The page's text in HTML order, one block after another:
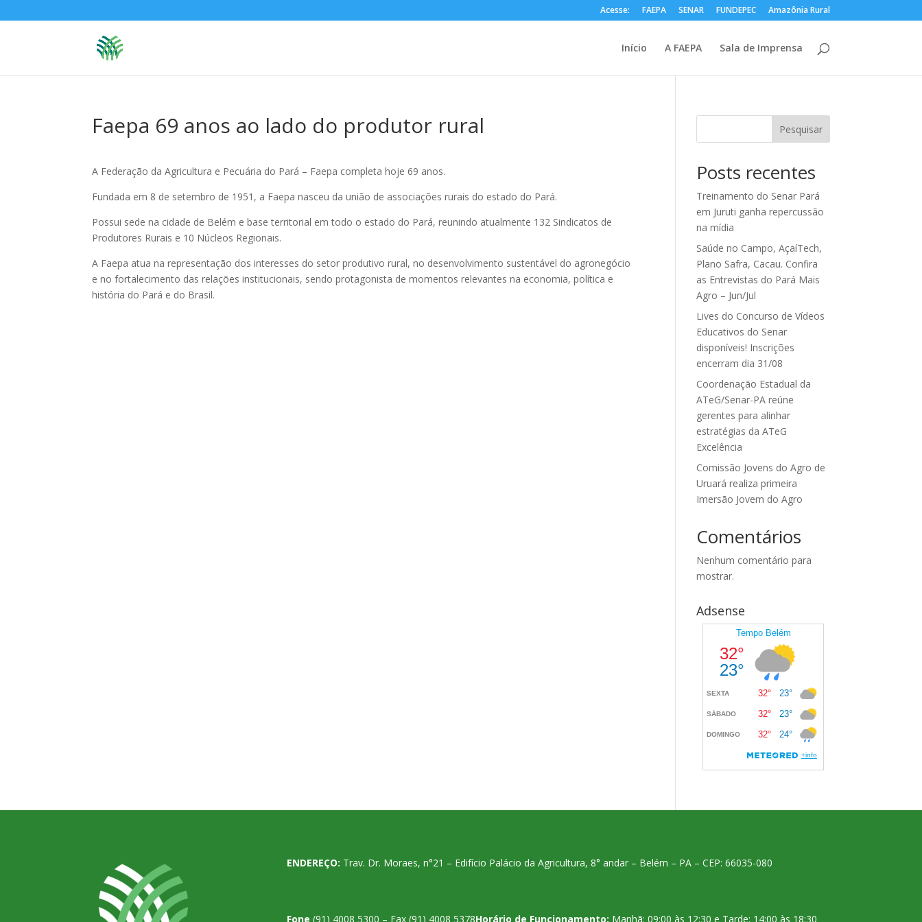
Acesse: FAEPA SENAR FUNDEPEC Amazônia Rural
Início A FAEPA Sala de Imprensa
Faepa 69 anos ao lado do produtor rural
A Federação da Agricultura e Pecuária do Pará – Faepa completa hoje 69 anos.
Fundada em 8 de setembro de 1951, a Faepa nasceu da união de associações rurais do estado do Pará.
Possui sede na cidade de Belém e base territorial em todo o estado do Pará, reunindo atualmente 132 Sindicatos de
Produtores Rurais e 10 Núcleos Regionais.
A Faepa atua na representação dos interesses do setor produtivo rural, no desenvolvimento sustentável do agronegócio
e no fortalecimento das relações institucionais, sendo protagonista de momentos relevantes na economia, política e
história do Pará e do Brasil.
Pesquisar
Posts recentes
Treinamento do Senar Pará
em Juruti ganha repercussão
na mídia
Saúde no Campo, AçaíTech,
Plano Safra, Cacau. Confira
as Entrevistas do Pará Mais
Agro – Jun/Jul
Lives do Concurso de Vídeos
Educativos do Senar
disponíveis! Inscrições
encerram dia 31/08
Coordenação Estadual da
ATeG/Senar-PA reúne
gerentes para alinhar
estratégias da ATeG
Excelência
Comissão Jovens do Agro de
Uruará realiza primeira
Imersão Jovem do Agro
Comentários
Nenhum comentário para
mostrar.
Adsense
ENDEREÇO: Trav. Dr. Moraes, n°21 – Edifício Palácio da Agricultura, 8° andar – Belém – PA – CEP: 66035-080
Fone (91) 4008 5300 – Fax (91) 4008 5378Horário de Funcionamento: Manhã: 09:00 às 12:30 e Tarde: 14:00 às 18:30